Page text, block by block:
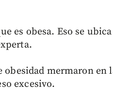
es obesa. Eso se
obesidad mermaron en
excesivo.